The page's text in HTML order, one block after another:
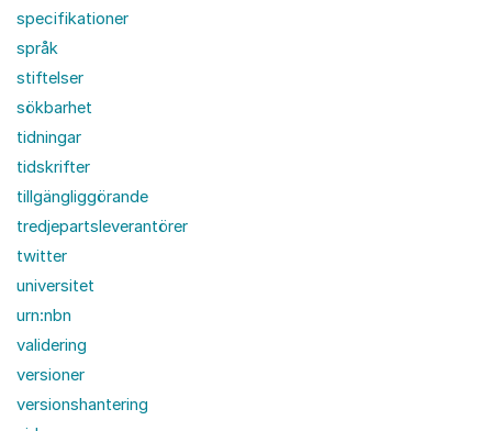
specifikationer
språk
stiftelser
sökbarhet
tidningar
tidskrifter
tillgängliggörande
tredjepartsleverantörer
twitter
universitet
urn:nbn
validering
versioner
versionshantering